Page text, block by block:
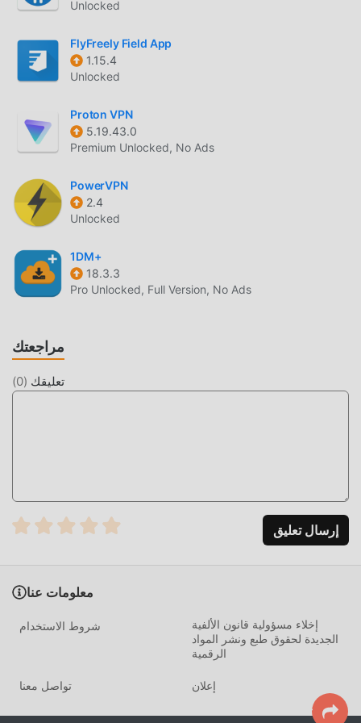
ما عليك سوى النقر فوق زر التنزيل لتثبيت تطبيق moddroid ،
ويمكنك تنزيل الإصدار المجاني مباشرة Flash RPM Meter App 1.2
في حزمة تثبيت moddroid بنقرة واحدة ، وهناك المزيد من تطبيقات
Unlocked
FlyFreely Field App
1.15.4
Unlocked
Proton VPN
5.19.43.0
Premium Unlocked, No Ads
PowerVPN
2.4
Unlocked
1DM+
18.3.3
Pro Unlocked, Full Version, No Ads
مراجعتك
تعليقك (
0
)
إرسال تعليق
معلومات عنا
شروط الاستخدام
إخلاء مسؤولية قانون الألفية
الجديدة لحقوق طبع ونشر المواد
الرقمية
تواصل معنا إعلان